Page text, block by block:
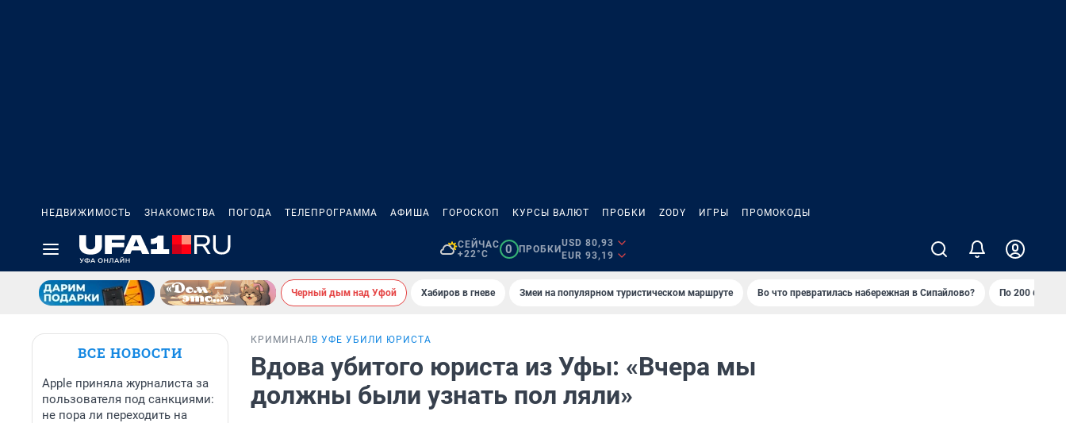
НЕДВИЖИМОСТЬ ЗНАКОМСТВА ПОГОДА ТЕЛЕПРОГРАММА АФИША ГОРОСКОП КУРСЫ ВАЛЮТ ПРОБКИ ZODY ИГРЫ ПРОМОКОДЫ
СЕЙЧАС
+22°C
0 ПРОБКИ
USD 80,93
EUR 93,19
Черный дым над Уфой Хабиров в гневе Змеи на популярном туристическом маршруте Во что превратилась набережная в Сипайлово? По 200
ВСЕ НОВОСТИ
Apple приняла журналиста за
пользователя под санкциями:
не пора ли переходить на
КРИМИНАЛ В УФЕ УБИЛИ ЮРИСТА
Вдова убитого юриста из Уфы: «Вчера мы
должны были узнать пол ляли»